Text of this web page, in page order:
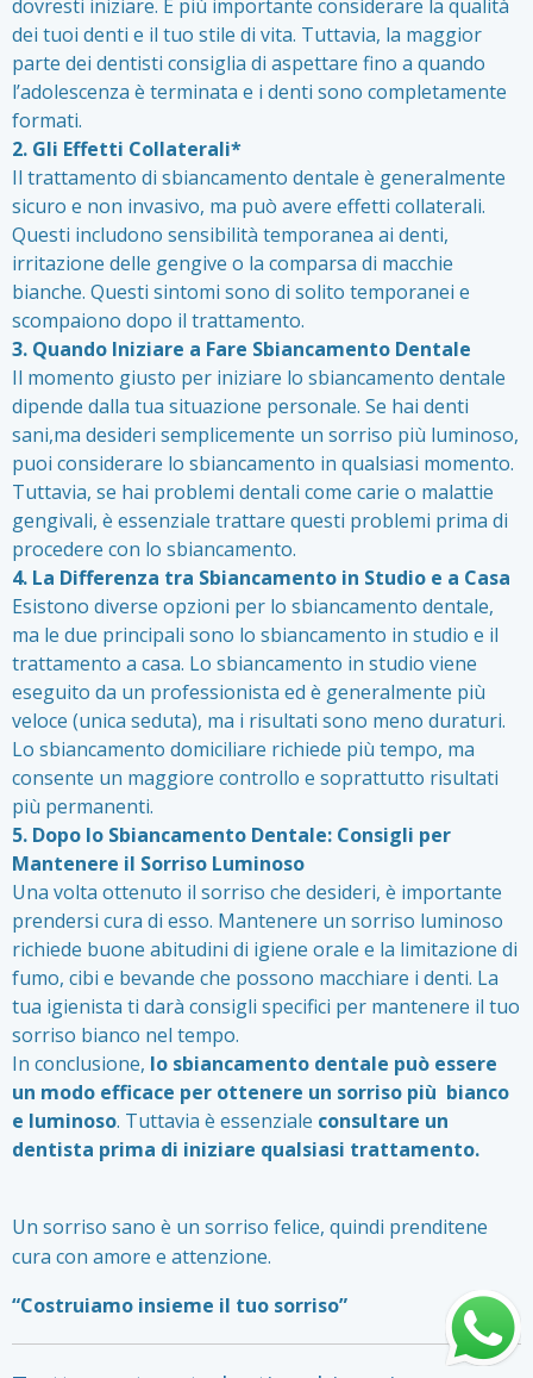
dovresti iniziare. È più importante considerare la qualità
dei tuoi denti e il tuo stile di vita. Tuttavia, la maggior
parte dei dentisti consiglia di aspettare fino a quando
l’adolescenza è terminata e i denti sono completamente
formati.
2. Gli Effetti Collaterali*
Il trattamento di sbiancamento dentale è generalmente
sicuro e non invasivo, ma può avere effetti collaterali.
Questi includono sensibilità temporanea ai denti,
irritazione delle gengive o la comparsa di macchie
bianche. Questi sintomi sono di solito temporanei e
scompaiono dopo il trattamento.
3. Quando Iniziare a Fare Sbiancamento Dentale
Il momento giusto per iniziare lo sbiancamento dentale
dipende dalla tua situazione personale. Se hai denti
sani,ma desideri semplicemente un sorriso più luminoso,
puoi considerare lo sbiancamento in qualsiasi momento.
Tuttavia, se hai problemi dentali come carie o malattie
gengivali, è essenziale trattare questi problemi prima di
procedere con lo sbiancamento.
4. La Differenza tra Sbiancamento in Studio e a Casa
Esistono diverse opzioni per lo sbiancamento dentale,
ma le due principali sono lo sbiancamento in studio e il
trattamento a casa. Lo sbiancamento in studio viene
eseguito da un professionista ed è generalmente più
veloce (unica seduta), ma i risultati sono meno duraturi.
Lo sbiancamento domiciliare richiede più tempo, ma
consente un maggiore controllo e soprattutto risultati
più permanenti.
5. Dopo lo Sbiancamento Dentale: Consigli per
Mantenere il Sorriso Luminoso
Una volta ottenuto il sorriso che desideri, è importante
prendersi cura di esso. Mantenere un sorriso luminoso
richiede buone abitudini di igiene orale e la limitazione di
fumo, cibi e bevande che possono macchiare i denti. La
tua igienista ti darà consigli specifici per mantenere il tuo
sorriso bianco nel tempo.
In conclusione, lo sbiancamento dentale può essere
un modo efficace per ottenere un sorriso più bianco
e luminoso. Tuttavia è essenziale consultare un
dentista prima di iniziare qualsiasi trattamento.
Un sorriso sano è un sorriso felice, quindi prenditene
cura con amore e attenzione.
“Costruiamo insieme il tuo sorriso”